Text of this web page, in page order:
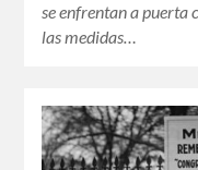
se enfrentan a puerta
las medidas…